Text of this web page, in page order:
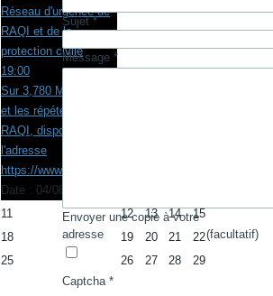
Réseau d'urgence de
RAQI et de la
protection civile
19:00
Sur 3,780 MHz en HF
et les répéteurs de
RAQI, disponibles à
l'adresse
https://www.raqi.ca/rtq
Date : 04/08/2026
11 12 13 14
15
18 19 20 21
22
25 26 27 28
29
Sujet*
Message*
Envoyer une copie à votre
adresse
(facultatif)
Captcha*